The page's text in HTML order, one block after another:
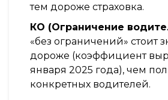
тем дороже страховка.
КО (Ограничение
«без ограничений» стоит
дороже (коэффициент
января 2025 года), чем
конкретных водителей.